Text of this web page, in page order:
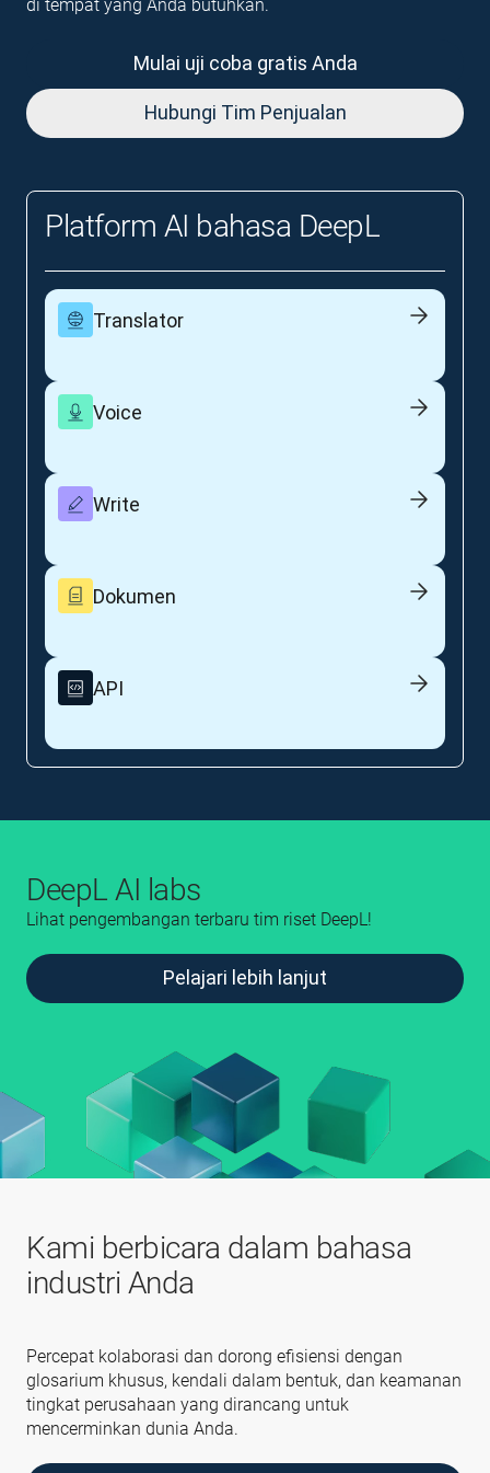
di tempat yang Anda butuhkan.
Mulai uji coba gratis Anda
Hubungi Tim Penjualan
Platform AI bahasa DeepL
Translator
Voice
Write
Dokumen
API
DeepL AI labs
Lihat pengembangan terbaru tim riset DeepL!
Pelajari lebih lanjut
Kami berbicara dalam bahasa
industri Anda
Percepat kolaborasi dan dorong efisiensi dengan
glosarium khusus, kendali dalam bentuk, dan keamanan
tingkat perusahaan yang dirancang untuk
mencerminkan dunia Anda.